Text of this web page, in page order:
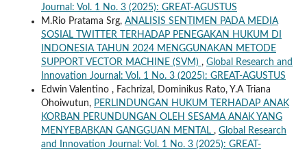
Journal: Vol. 1 No. 3 (2025): GREAT-AGUSTUS
M.Rio Pratama Srg, ANALISIS SENTIMEN PADA MEDIA
SOSIAL TWITTER TERHADAP PENEGAKAN HUKUM DI
INDONESIA TAHUN 2024 MENGGUNAKAN METODE
SUPPORT VECTOR MACHINE (SVM) , Global Research and
Innovation Journal: Vol. 1 No. 3 (2025): GREAT-AGUSTUS
Edwin Valentino , Fachrizal, Dominikus Rato, Y.A Triana
Ohoiwutun, PERLINDUNGAN HUKUM TERHADAP ANAK
KORBAN PERUNDUNGAN OLEH SESAMA ANAK YANG
MENYEBABKAN GANGGUAN MENTAL , Global Research
and Innovation Journal: Vol. 1 No. 3 (2025): GREAT-